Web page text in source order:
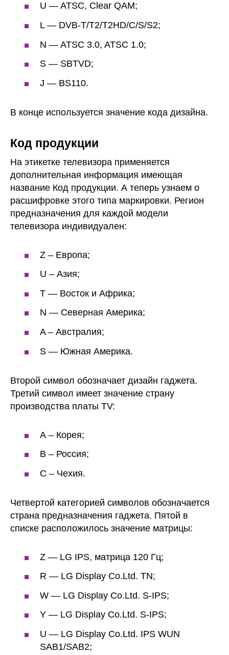
U — ATSC, Clear QAM;
L — DVB-T/T2/T2HD/C/S/S2;
N — ATSC 3.0, ATSC 1.0;
S — SBTVD;
J — BS110.
В конце используется значение кода дизайна.
Код продукции
На этикетке телевизора применяется
дополнительная информация имеющая
название Код продукции. А теперь узнаем о
расшифровке этого типа маркировки. Регион
предназначения для каждой модели
телевизора индивидуален:
Z – Европа;
U – Азия;
T — Восток и Африка;
N — Северная Америка;
A – Австралия;
S — Южная Америка.
Второй символ обозначает дизайн гаджета.
Третий символ имеет значение страну
производства платы TV:
А – Корея;
В – Россия;
C – Чехия.
Четвертой категорией символов обозначается
страна предназначения гаджета. Пятой в
списке расположилось значение матрицы:
Z — LG IPS, матрица 120 Гц;
R — LG Display Co.Ltd. TN;
W — LG Display Co.Ltd. S-IPS;
Y — LG Display Co.Ltd. S-IPS;
U — LG Display Co.Ltd. IPS WUN
SAB1/SAB2;